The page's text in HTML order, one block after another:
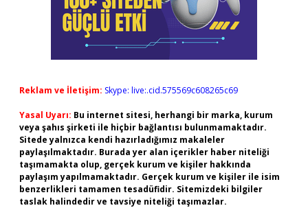
Reklam ve İletişim: Skype: live:.cid.575569c608265c69
Yasal Uyarı: Bu internet sitesi, herhangi bir marka, kurum
veya şahıs şirketi ile hiçbir bağlantısı bulunmamaktadır.
Sitede yalnızca kendi hazırladığımız makaleler
paylaşılmaktadır. Burada yer alan içerikler haber niteliği
taşımamakta olup, gerçek kurum ve kişiler hakkında
paylaşım yapılmamaktadır. Gerçek kurum ve kişiler ile isim
benzerlikleri tamamen tesadüfidir. Sitemizdeki bilgiler
taslak halindedir ve tavsiye niteliği taşımazlar.